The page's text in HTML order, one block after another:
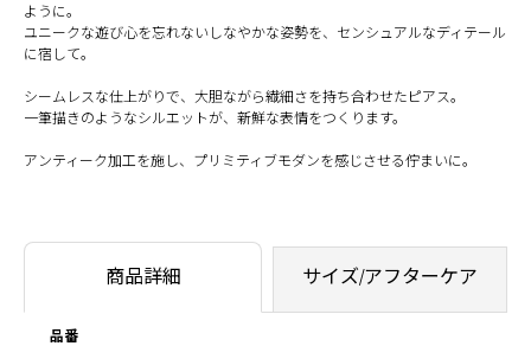
ように。
ユニークな遊び心を忘れないしなやかな姿勢を、センシュアルなディテール
に宿して。
シームレスな仕上がりで、大胆ながら繊細さを持ち合わせたピアス。
一筆描きのようなシルエットが、新鮮な表情をつくります。
アンティーク加工を施し、プリミティブモダンを感じさせる佇まいに。
商品詳細 サイズ/アフターケア
品番